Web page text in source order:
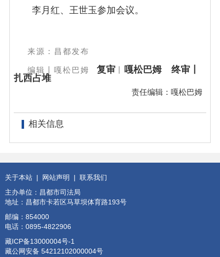
李月红、王世玉参加会议。
来源：昌都发布
编辑丨 嘎松巴姆 复审丨
嘎松巴姆 终审丨
扎西占堆
责任编辑：嘎松巴姆
相关信息
关于本站 | 网站声明 | 联系我们
主办单位：昌都市司法局
地址：昌都市卡若区马草坝体育路193号
邮编：854000
电话：0895-4822906
藏ICP备13000004号-1
藏公网安备 54212102000004号